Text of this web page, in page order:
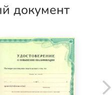
документ